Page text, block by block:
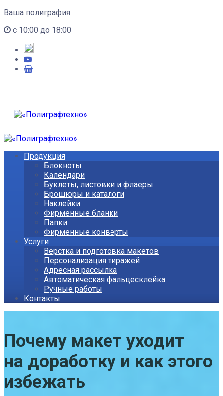
Ваша полиграфия
с 10:00 до 18:00
Продукция
Блокноты
Календари
Буклеты, листовки и флаеры
Брошюры и каталоги
Наклейки
Фирменные бланки
Папки
Фирменные конверты
Услуги
Вёрстка и подготовка макетов
Персонализация тиражей
Адресная рассылка
Автоматическая фальцесклейка
Ручные работы
Контакты
Почему макет уходит
на доработку и как этого
избежать